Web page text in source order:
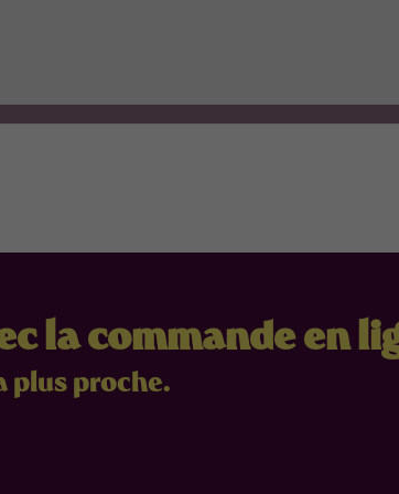
la commande en
plus proche.